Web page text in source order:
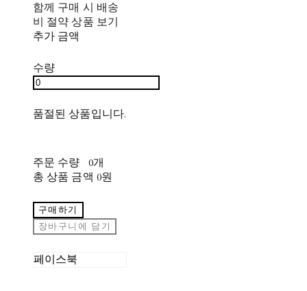
함께 구매 시 배송
비 절약 상품 보기
추가 금액
수량
품절된 상품입니다.
주문 수량
0개
총 상품 금액 0원
구매하기
장바구니에 담기
페이스북